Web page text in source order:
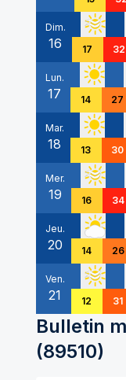
Dim.
16 17 32
Lun.
17 14 27
Mar.
18 13 30
Mer.
19 16 34
Jeu.
20 14 26
Ven.
21 12 31
Bulletin
(89510)